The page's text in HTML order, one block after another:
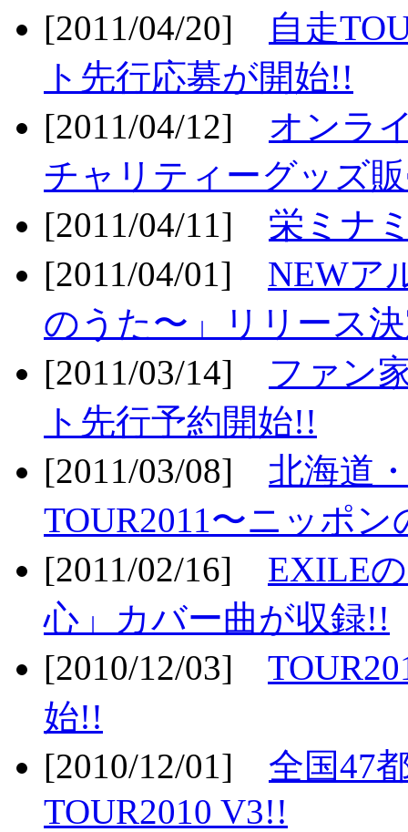
[2011/04/20]
自走
ト先行応募が開始!!
[2011/04/12] オンラ
チャリティーグッズ
[2011/04/11] 栄ミナ
[2011/04/01] NEWア
のうた〜」リリース
[2011/03/14] ファン
ト先行予約開始!!
[2011/03/08] 北海道
TOUR2011〜ニッポ
[2011/02/16] EXILE
心」カバー曲が収録!!
[2010/12/03]
始!!
[2010/12/01] 全国47
TOUR2010 V3!!